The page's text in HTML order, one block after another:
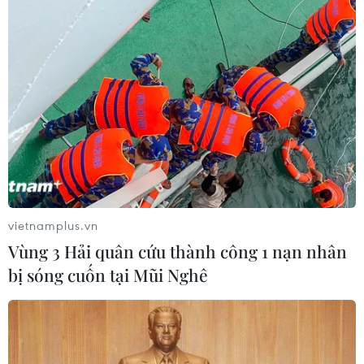
06/08/2026 22:59
Bộ Ngoại giao Mỹ mở rộng kiểm tra
mạng xã hội đối với đương đơn xin
thị thực
06/08/2026 22:52
Chủ tịch Quốc hội Trần Thanh Mẫn
Tổng thống Trump bác tin Mỹ thiếu
hụt vũ khí vì chiến dịch Trung Đông
vietnamplus.vn
Vùng 3 Hải quân cứu thành công 1 nạn nhân
bị sóng cuốn tại Mũi Nghê